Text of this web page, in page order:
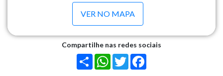
VER NO MAPA
Compartilhe nas redes sociais
Share WhatsApp
Twitter